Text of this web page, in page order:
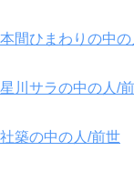
本間ひまわりの中
星川サラの中の人/
社築の中の人/前世